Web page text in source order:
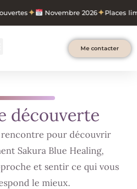
✦ Novembre 2026✦Places
Me contacter
découverte
pour découvrir
Sakura Blue Healing,
et sentir ce qui vous
le mieux.